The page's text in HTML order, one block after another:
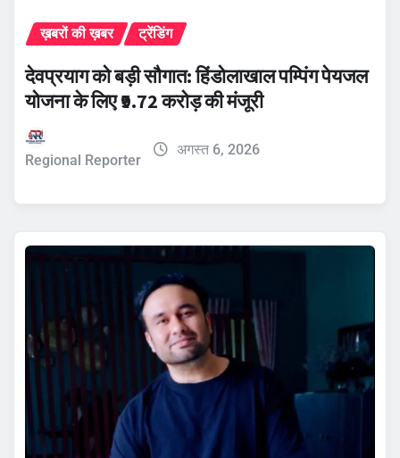
ख़बरों की ख़बर ट्रेंडिंग
देवप्रयाग को बड़ी सौगात: हिंडोलाखाल पम्पिंग पेयजल
योजना के लिए ₹9.72 करोड़ की मंजूरी
Regional Reporter
अगस्त 6, 2026